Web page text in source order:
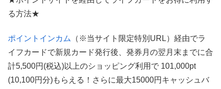
る方法★
ポイントインカム
（※当サイト限定特別URL）経由でラ
イフカードで新規カード発行後、発券月の翌月末までに合
計5,500円(税込)以上のショッピング利用で 101,000pt
(10,100円分)もらえる！さらに最大15000円キャッシュバ